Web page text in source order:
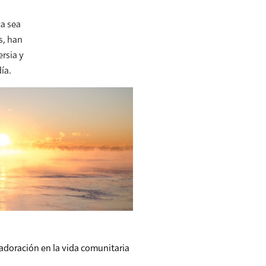
sea
han
y
en la vida comunitaria